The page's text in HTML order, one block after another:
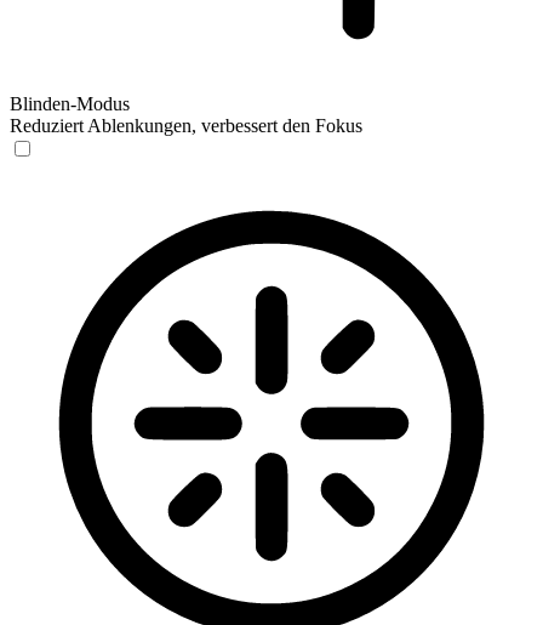
Blinden-Modus
Reduziert Ablenkungen, verbessert den Fokus